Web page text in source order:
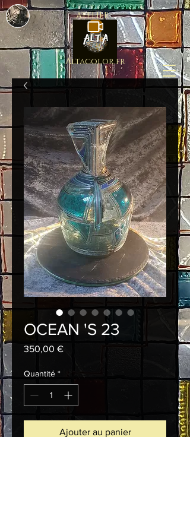
ATELIER
Altacolor.fr
OCEAN 'S 23
350,00 €Prix
Quantité *
Ajouter au panier